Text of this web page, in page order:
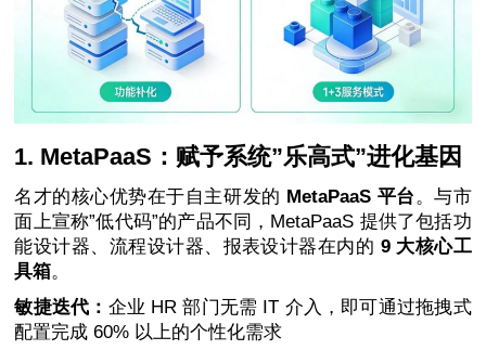
1. MetaPaaS：赋予系统”乐高式”进化基因
名才的核心优势在于自主研发的 MetaPaaS 平台 。与市
面上宣称”低代码”的产品不同，MetaPaaS 提供了包括功
能设计器、流程设计器、报表设计器在内的 9 大核心工
具箱。
敏捷迭代： 企业 HR 部门无需 IT 介入，即可通过拖拽式
配置完成 60% 以上的个性化需求